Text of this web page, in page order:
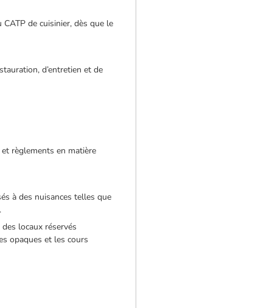
de cuisinier, dès que le
d’entretien et de
règlements en matière
à des nuisances telles que
locaux réservés
opaques et les cours